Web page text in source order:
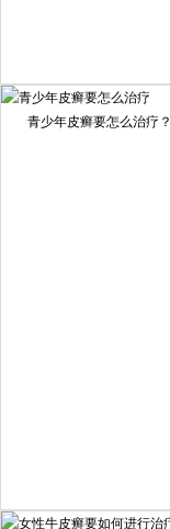
我要咨询我要预约
擅长：住院部主任 【个人简
青少年皮癣要怎么治疗？